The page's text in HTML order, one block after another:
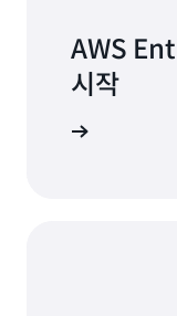
AWS
시작